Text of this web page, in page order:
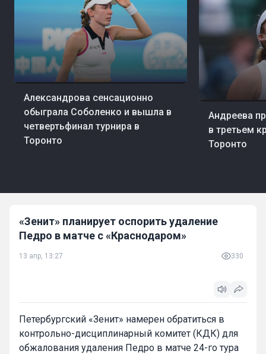
Александрова сенсационно
обыграла Соболенко и вышла в
четвертьфинал турнира в
Торонто
Андреева
в третьем
Торонто
«Зенит» планирует оспорить удаление
Педро в матче с «Краснодаром»
13 апр, 13:27 330
Петербургский «Зенит» намерен обратиться в
контрольно-дисциплинарный комитет (КДК) для
обжалования удаления Педро в матче 24-го тура